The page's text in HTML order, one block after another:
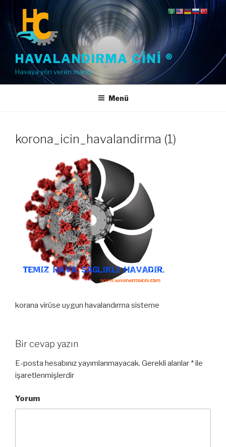
geç
HAVALANDIRMA CINI ®
Havaya yön veren marka
Menü
korona_icin_havalandirma (1)
korana virüse uygun havalandırma sisteme
Bir cevap yazın
E-posta hesabınız yayımlanmayacak. Gerekli alanlar *ile
işaretlenmişlerdir
Yorum